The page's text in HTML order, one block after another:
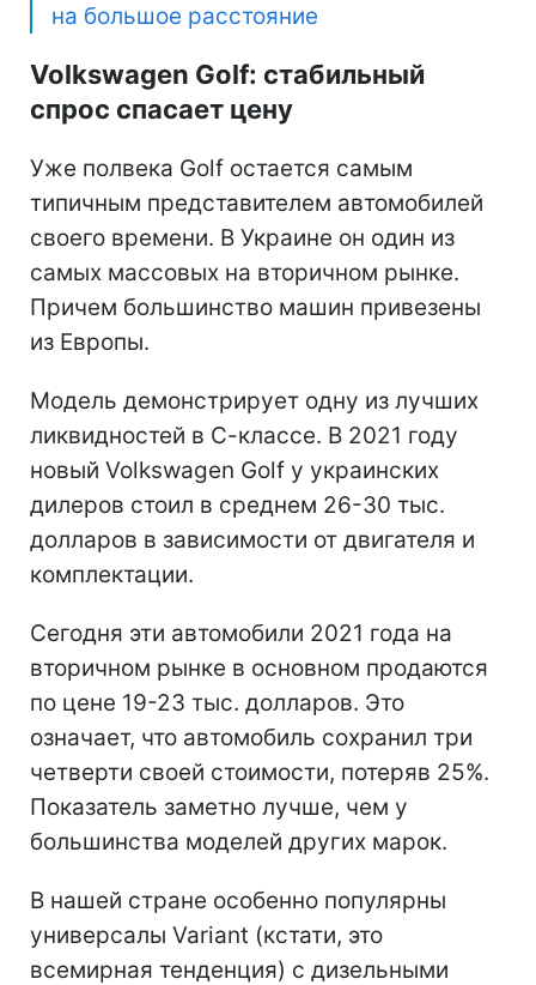
на большое расстояние
Volkswagen Golf: стабильный
спрос спасает цену
Уже полвека Golf остается самым
типичным представителем автомобилей
своего времени. В Украине он один из
самых массовых на вторичном рынке.
Причем большинство машин привезены
из Европы.
Модель демонстрирует одну из лучших
ликвидностей в С-классе. В 2021 году
новый Volkswagen Golf у украинских
дилеров стоил в среднем 26-30 тыс.
долларов в зависимости от двигателя и
комплектации.
Сегодня эти автомобили 2021 года на
вторичном рынке в основном продаются
по цене 19-23 тыс. долларов. Это
означает, что автомобиль сохранил три
четверти своей стоимости, потеряв 25%.
Показатель заметно лучше, чем у
большинства моделей других марок.
В нашей стране особенно популярны
универсалы Variant (кстати, это
всемирная тенденция) с дизельными